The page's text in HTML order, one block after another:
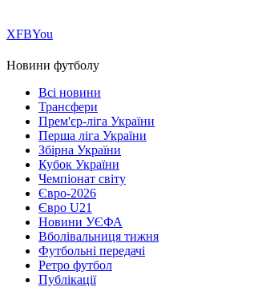
ХFBYou
Новини футболу
Всі новини
Трансфери
Прем'єр-ліга України
Перша ліга України
Збірна України
Кубок України
Чемпіонат світу
Євро-2026
Євро U21
Новини УЄФА
Вболівальниця тижня
Футбольні передачі
Ретро футбол
Публікації